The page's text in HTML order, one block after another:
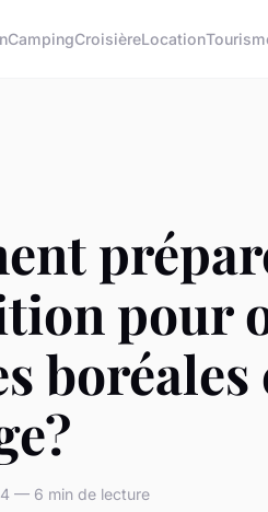
CampingCroisièreLocation
pour
boréales
— 6 min de lecture